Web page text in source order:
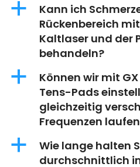
a
Kann ich
Rückenbereich
Kaltlaser und der
behandeln?
a
Können wir mit
Tens-Pads
gleichzeitig
Frequenzen
a
Wie lange halten
durchschnittlich